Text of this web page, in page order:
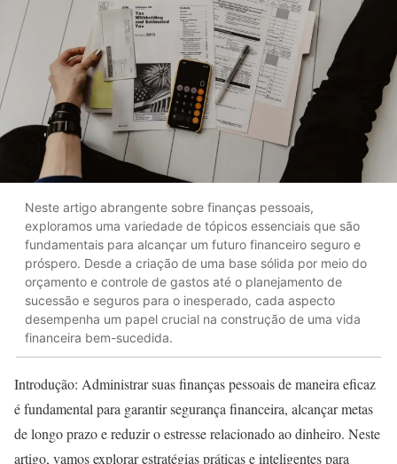
Neste artigo abrangente sobre finanças pessoais,
exploramos uma variedade de tópicos essenciais que são
fundamentais para alcançar um futuro financeiro seguro e
próspero. Desde a criação de uma base sólida por meio do
orçamento e controle de gastos até o planejamento de
sucessão e seguros para o inesperado, cada aspecto
desempenha um papel crucial na construção de uma vida
financeira bem-sucedida.
Introdução: Administrar suas finanças pessoais de maneira eficaz
é fundamental para garantir segurança financeira, alcançar metas
de longo prazo e reduzir o estresse relacionado ao dinheiro. Neste
artigo, vamos explorar estratégias práticas e inteligentes para